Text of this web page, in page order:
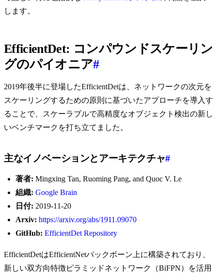
します。
EfficientDet: コンパウンドスケーリン
グのパイオニア#
2019年後半に登場したEfficientDetは、ネットワークの次元を
スケーリングするための原則に基づいたアプローチを導入す
ることで、スケーラブルで高精度なオブジェクト検出の新し
いベンチマークを打ち立てました。
主なイノベーションとアーキテクチャ#
著者: Mingxing Tan, Ruoming Pang, and Quoc V. Le
組織: Google Brain
日付: 2019-11-20
Arxiv: https://arxiv.org/abs/1911.09070
GitHub: EfficientDet Repository
EfficientDetはEfficientNetバックボーン上に構築されており、
新しい双方向特徴ピラミッドネットワーク（BiFPN）を活用